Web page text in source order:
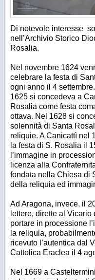
Di notevole interesse
nell’Archivio Storico
Rosalia.
Nel novembre 1624
celebrare la festa di
ogni anno il 4
1625 si concedeva a
Rosalia come festa
ottava. Nel 1628 si
solennità di Santa
reliquie. A Canicattì nel
la festa di S. Rosalia il
l’immagine in
licenza alla
fondata nella Chiesa di
della reliquia ed
Ad Aragona, invece, il
lettere, dirette al
portare in processione
la reliquia,
ricevuto l’autentica dal
Cattolica Eraclea il 4
Nel 1669 a